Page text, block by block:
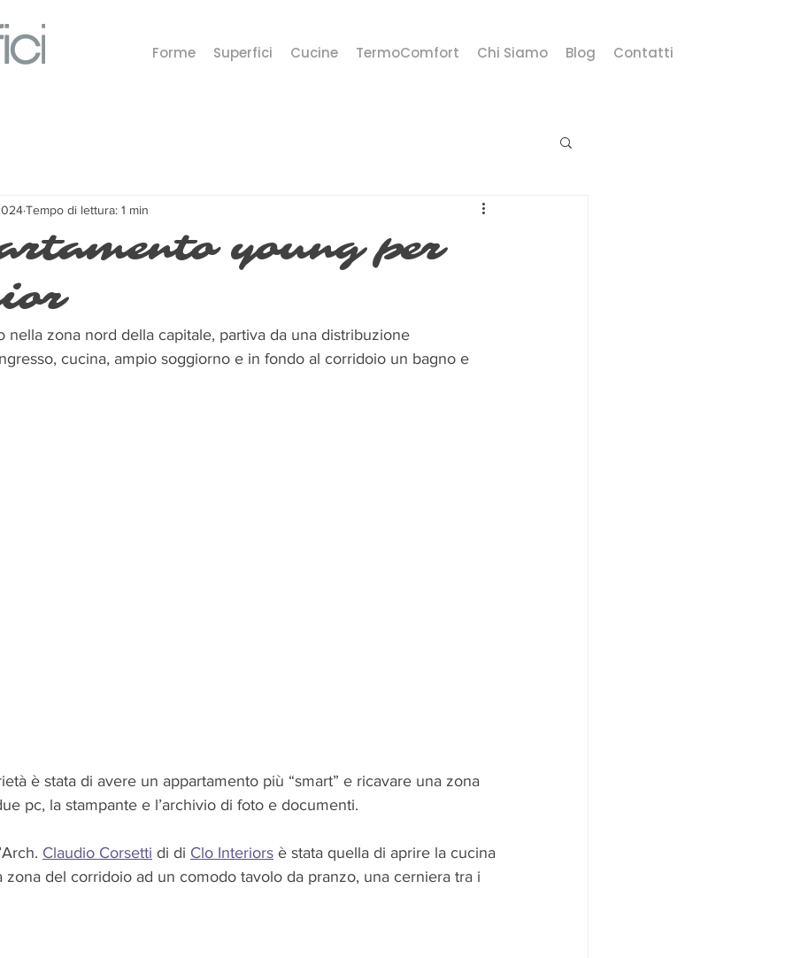
Forme Superfici Cucine TermoComfort Chi Siamo Blog Contatti
young per
Tempo di lettura: 1 min
nella zona nord della capitale, partiva da una distribuzione
cucina, ampio soggiorno e in fondo al corridoio un bagno e
è stata di avere un appartamento più “smart” e ricavare una zona
pc, la stampante e l’archivio di foto e documenti.
Claudio Corsetti di di Clo Interiors è stata quella di aprire la cucina
zona del corridoio ad un comodo tavolo da pranzo, una cerniera tra i